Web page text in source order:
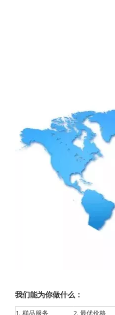
我们能为你做什么：
1. 样品服务 2. 最优价格